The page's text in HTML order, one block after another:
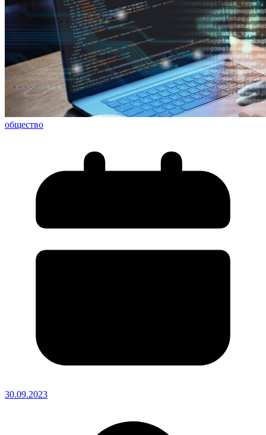
общество
30.09.2023